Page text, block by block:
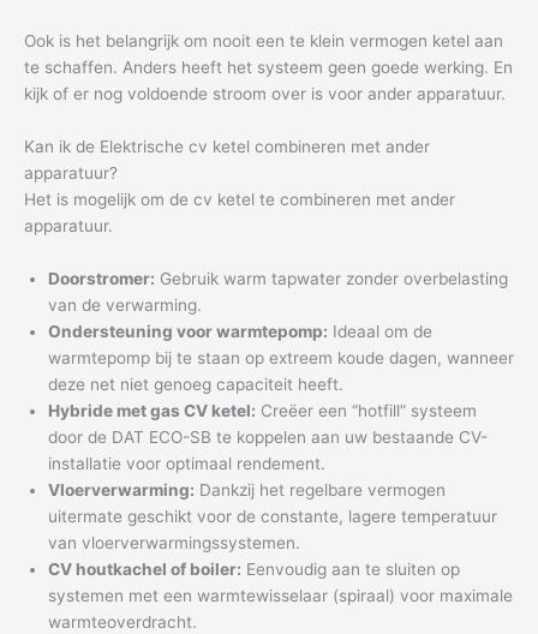
Ook is het belangrijk om nooit een te klein vermogen ketel aan
te schaffen. Anders heeft het systeem geen goede werking. En
kijk of er nog voldoende stroom over is voor ander apparatuur.
Kan ik de Elektrische cv ketel combineren met ander
apparatuur?
Het is mogelijk om de cv ketel te combineren met ander
apparatuur.
Doorstromer: Gebruik warm tapwater zonder overbelasting
van de verwarming.
Ondersteuning voor warmtepomp: Ideaal om de
warmtepomp bij te staan op extreem koude dagen, wanneer
deze net niet genoeg capaciteit heeft.
Hybride met gas CV ketel: Creëer een “hotfill” systeem
door de DAT ECO-SB te koppelen aan uw bestaande CV-
installatie voor optimaal rendement.
Vloerverwarming: Dankzij het regelbare vermogen
uitermate geschikt voor de constante, lagere temperatuur
van vloerverwarmingssystemen.
CV houtkachel of boiler: Eenvoudig aan te sluiten op
systemen met een warmtewisselaar (spiraal) voor maximale
warmteoverdracht.